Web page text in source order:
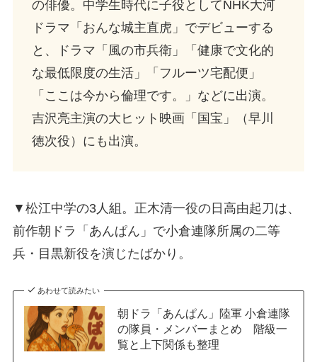
の俳優。中学生時代に子役としてNHK大河
ドラマ「おんな城主直虎」でデビューする
と、ドラマ「風の市兵衛」「健康で文化的
な最低限度の生活」「フルーツ宅配便」
「ここは今から倫理です。」などに出演。
吉沢亮主演の大ヒット映画「国宝」（早川
徳次役）にも出演。
▼松江中学の3人組。正木清一役の日高由起刀は、
前作朝ドラ「あんぱん」で小倉連隊所属の二等
兵・目黒新役を演じたばかり。
あわせて読みたい
朝ドラ「あんぱん」陸軍 小倉連隊
の隊員・メンバーまとめ 階級一
覧と上下関係も整理